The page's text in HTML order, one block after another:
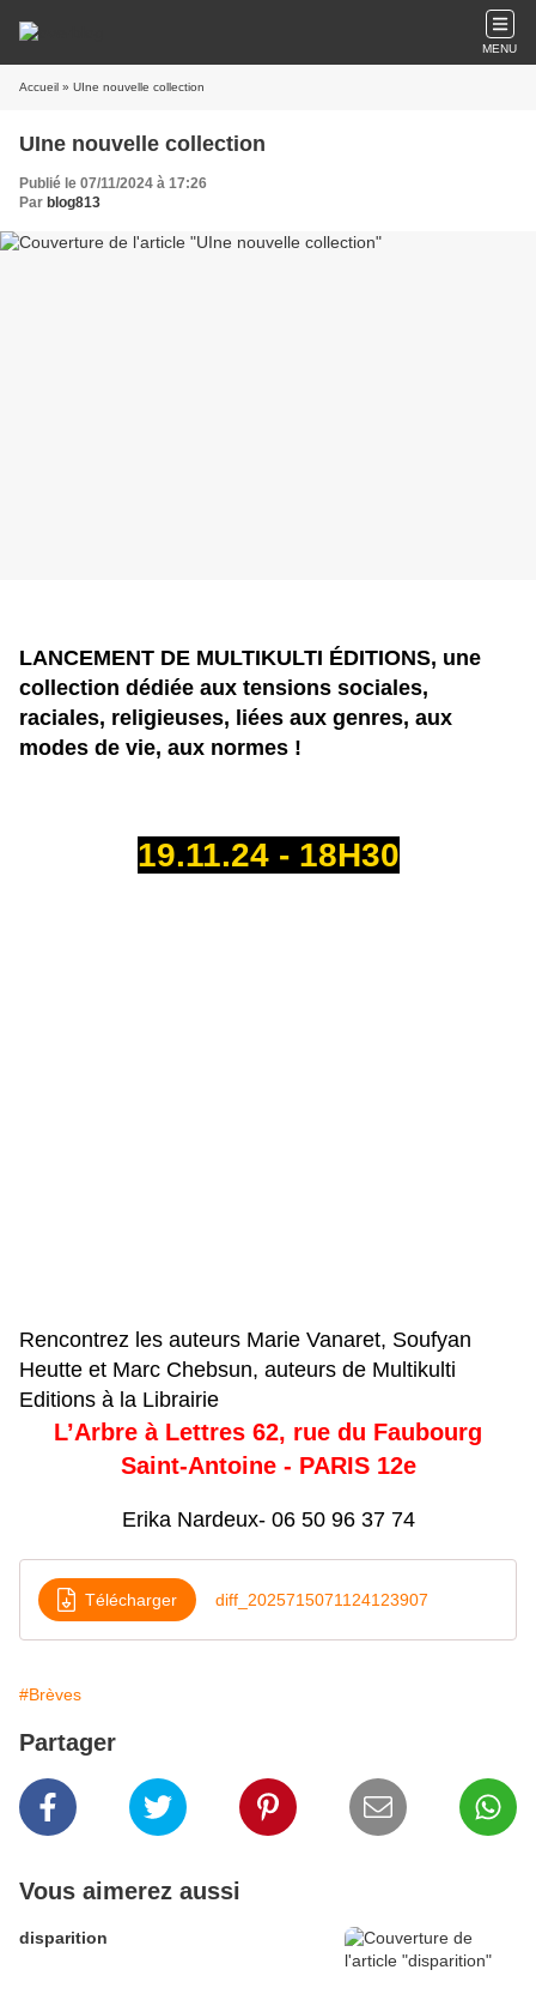
MENU
Accueil » UIne nouvelle collection
UIne nouvelle collection
Publié le 07/11/2024 à 17:26
Par blog813
LANCEMENT DE MULTIKULTI ÉDITIONS, une
collection dédiée aux tensions sociales,
raciales, religieuses, liées aux genres, aux
modes de vie, aux normes !
19.11.24 - 18H30
Rencontrez les auteurs Marie Vanaret, Soufyan
Heutte et Marc Chebsun, auteurs de Multikulti
Editions à la Librairie
L’Arbre à Lettres 62, rue du Faubourg
Saint-Antoine - PARIS 12e
Erika Nardeux- 06 50 96 37 74
Télécharger diff_2025715071124123907
#Brèves
Partager
Vous aimerez aussi
disparition